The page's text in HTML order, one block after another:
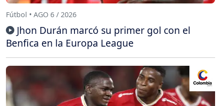
Fútbol • AGO 6 / 2026
Jhon Durán marcó su primer gol con el
Benfica en la Europa League